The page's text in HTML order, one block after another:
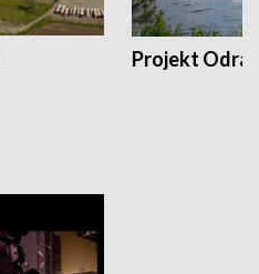
Projekt Odra